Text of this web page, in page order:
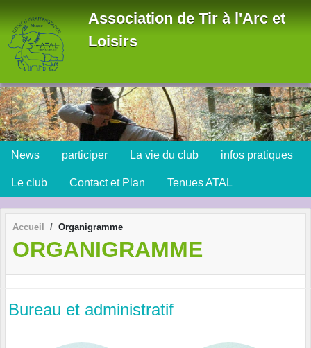
Association de Tir à l'Arc et
Loisirs
News participer La vie du club infos pratiques
Le club Contact et Plan Tenues ATAL
Accueil Organigramme
ORGANIGRAMME
Bureau et administratif